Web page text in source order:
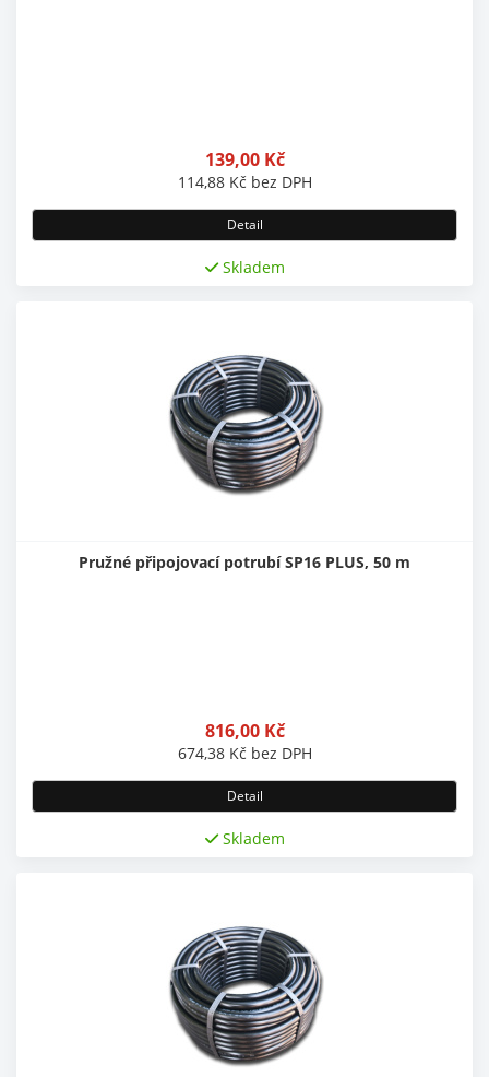
139,00 Kč
114,88 Kč bez DPH
Detail
Skladem
Pružné připojovací potrubí SP16 PLUS, 50 m
816,00 Kč
674,38 Kč bez DPH
Detail
Skladem